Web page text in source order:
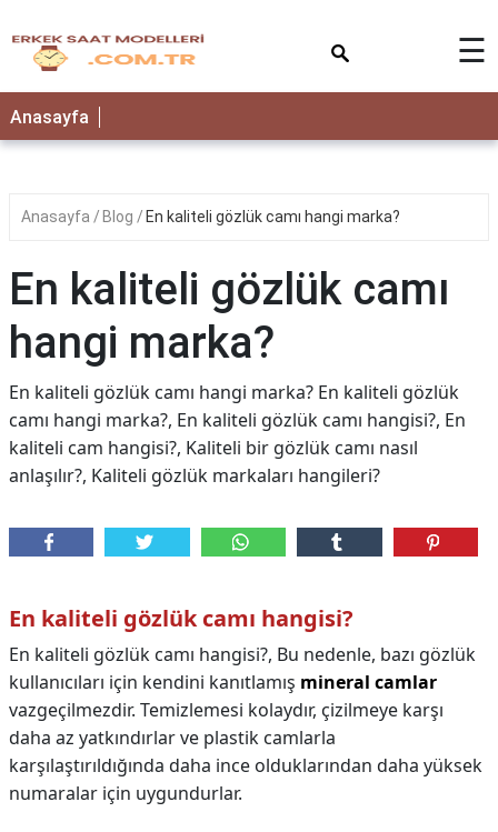
☰
Anasayfa
Anasayfa Blog En kaliteli gözlük camı hangi marka?
En kaliteli gözlük camı
hangi marka?
En kaliteli gözlük camı hangi marka? En kaliteli gözlük
camı hangi marka?, En kaliteli gözlük camı hangisi?, En
kaliteli cam hangisi?, Kaliteli bir gözlük camı nasıl
anlaşılır?, Kaliteli gözlük markaları hangileri?
En kaliteli gözlük camı hangisi?
En kaliteli gözlük camı hangisi?, Bu nedenle, bazı gözlük
kullanıcıları için kendini kanıtlamış mineral camlar
vazgeçilmezdir. Temizlemesi kolaydır, çizilmeye karşı
daha az yatkındırlar ve plastik camlarla
karşılaştırıldığında daha ince olduklarından daha yüksek
numaralar için uygundurlar.